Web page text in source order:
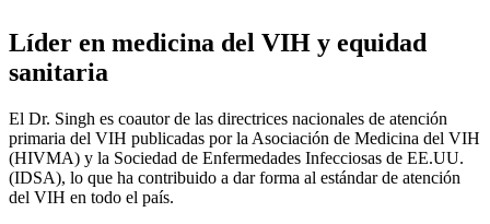
Líder en medicina del VIH y equidad
sanitaria
El Dr. Singh es coautor de las directrices nacionales de atención
primaria del VIH publicadas por la Asociación de Medicina del VIH
(HIVMA) y la Sociedad de Enfermedades Infecciosas de EE.UU.
(IDSA), lo que ha contribuido a dar forma al estándar de atención
del VIH en todo el país.